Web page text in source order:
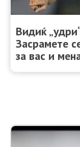
Видиќ
Засрамете
за вас и